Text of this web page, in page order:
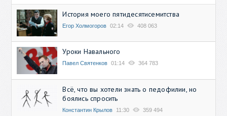
История моего пятидесятисемитства
Егор Холмогоров 02:14 408 063
Уроки Навального
Павел Святенков 01:14 364 783
Всё, что вы хотели знать о педофилии, но
боялись спросить
Константин Крылов 11:30 359 494